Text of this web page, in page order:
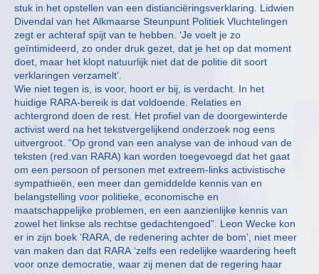
stuk in het opstellen van een distianciëringsverklaring. Lidwien
Divendal van het Alkmaarse Steunpunt Politiek Vluchtelingen
zegt er achteraf spijt van te hebben. ‘Je voelt je zo
geïntimideerd, zo onder druk gezet, dat je het op dat moment
doet, maar het klopt natuurlijk niet dat de politie dit soort
verklaringen verzamelt’.
Wie niet tegen is, is voor, hoort er bij, is verdacht. In het
huidige RARA-bereik is dat voldoende. Relaties en
achtergrond doen de rest. Het profiel van de doorgewinterde
activist werd na het tekstvergelijkend onderzoek nog eens
uitvergroot. “Op grond van een analyse van de inhoud van de
teksten (red.van RARA) kan worden toegevoegd dat het gaat
om een persoon of personen met extreem-links activistische
sympathieën, een meer dan gemiddelde kennis van en
belangstelling voor politieke, economische en
maatschappelijke problemen, en een aanzienlijke kennis van
zowel het linkse als rechtse gedachtengoed”. Leon Wecke kon
er in zijn boek ‘RARA, de redenering achter de bom’, niet meer
van maken dan dat RARA ‘zelfs een redelijke waardering heeft
voor onze democratie, waar zij menen dat de regering haar